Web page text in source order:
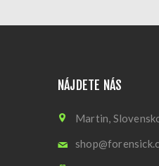
NÁJDETE NÁS
Martin,